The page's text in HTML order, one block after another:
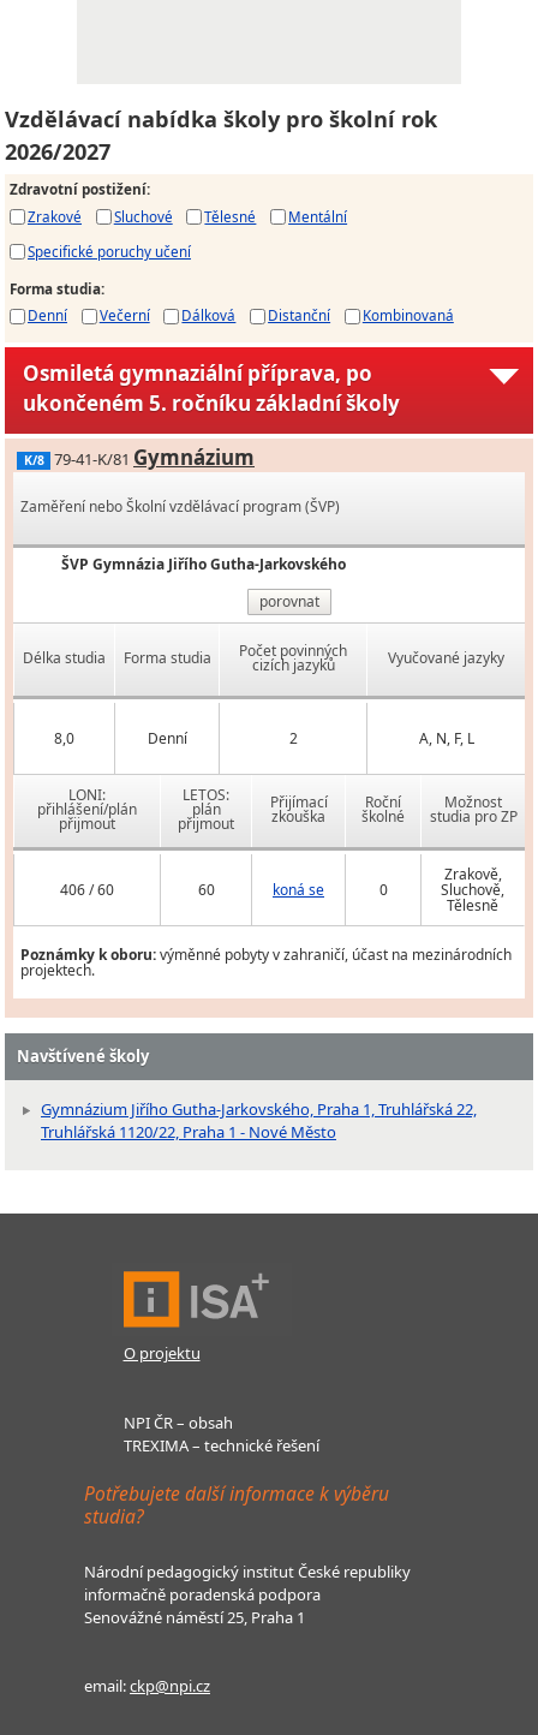
Vzdělávací nabídka školy pro školní rok
2026/2027
Zdravotní postižení:
Zrakové
Sluchové Tělesné
Mentální
Specifické poruchy učení
Forma studia:
Denní
Večerní Dálková Distanční Kombinovaná
Osmiletá gymnaziální příprava, po
ukončeném 5. ročníku základní školy
K/8 79-41-K/81 Gymnázium
Zaměření nebo Školní vzdělávací program (ŠVP)
ŠVP Gymnázia Jiřího Gutha-Jarkovského
porovnat
Délka studia Forma studia Počet povinných
cizích jazyků Vyučované jazyky
8,0 Denní 2 A, N, F, L
LONI:
přihlášení/plán
přijmout
LETOS:
plán
přijmout
Přijímací
zkouška
Roční
školné
Možnost
studia pro ZP
406 / 60 60 koná se 0
Zrakově,
Sluchově,
Tělesně
Poznámky k oboru:výměnné pobyty v zahraničí, účast na mezinárodních
projektech.
Navštívené školy
Gymnázium Jiřího Gutha-Jarkovského, Praha 1, Truhlářská 22,
Truhlářská 1120/22, Praha 1 - Nové Město
O projektu
NPI ČR – obsah
TREXIMA – technické řešení
Potřebujete další informace k výběru
studia?
Národní pedagogický institut České republiky
informačně poradenská podpora
Senovážné náměstí 25, Praha 1
email:ckp@npi.cz